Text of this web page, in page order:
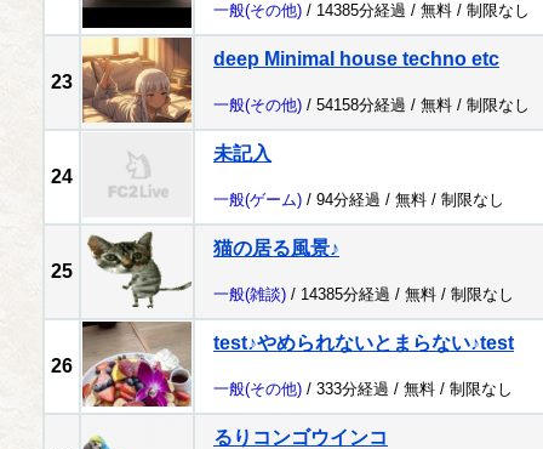
一般(その他) / 14385分経過 / 無料 / 制限なし
23
deep Minimal house techno etc
一般(その他) / 54158分経過 / 無料 / 制限なし
24
未記入
一般(ゲーム) / 94分経過 / 無料 / 制限なし
25
猫の居る風景♪
一般(雑談) / 14385分経過 / 無料 / 制限なし
26
test♪やめられないとまらない♪test
一般(その他) / 333分経過 / 無料 / 制限なし
るりコンゴウインコ